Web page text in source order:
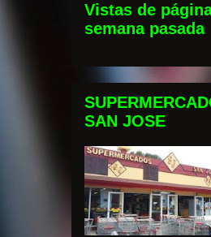
Vistas de
semana pasada
SAN JOSE